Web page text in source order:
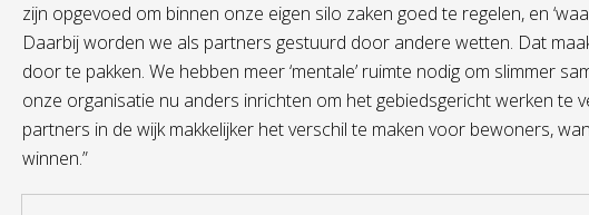
zijn opgevoed om binnen onze eigen silo zaken goed te regelen, en
Daarbij worden we als partners gestuurd door andere wetten. Dat
door te pakken. We hebben meer ‘mentale’ ruimte nodig om slimmer
onze organisatie nu anders inrichten om het gebiedsgericht werken te
partners in de wijk makkelijker het verschil te maken voor bewoners,
winnen.”